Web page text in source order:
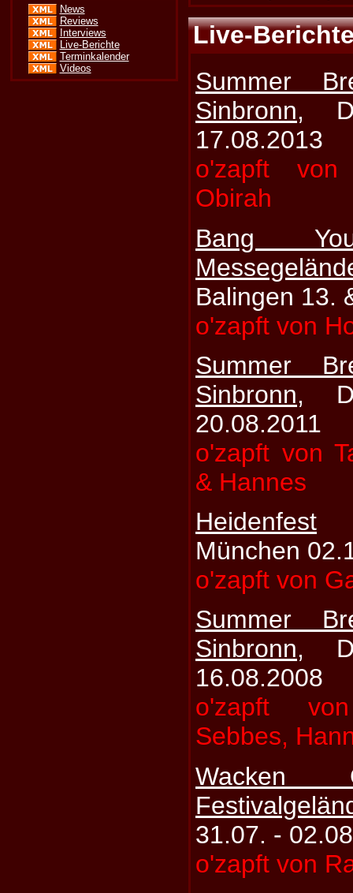
News
Reviews
Interviews
Live-Berichte
Terminkalender
Videos
Live-
Summer
Sinbronn,
17.08.2013
o'zapft
Obirah
Bang
Balingen 13.
o'zapft von
Summer
Sinbronn,
20.08.2011
o'zapft von
& Hannes
Heidenfest
München
o'zapft von
Summer
Sinbronn,
16.08.2008
o'zapft
Sebbes,
Wacken
31.07. -
o'zapft von